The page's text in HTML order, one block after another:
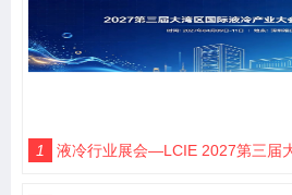
1 液冷行业展会—LCIE 2027第三届大湾区国际